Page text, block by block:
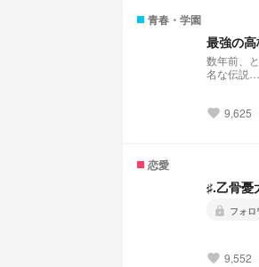
青春・学園
最強の
数年前、
名な伝説
口調迷子。
favorite 9,625
恋愛
♯.乙骨憂
lock フォ
favorite 9,552